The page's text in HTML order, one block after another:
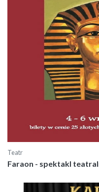
Teatr
Faraon - spektakl